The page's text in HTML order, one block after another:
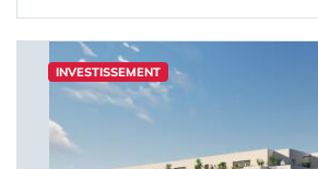
INVESTISSEMENT